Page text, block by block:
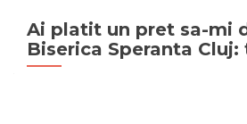
Ai platit un pret sa-mi
Biserica Speranta Cluj: